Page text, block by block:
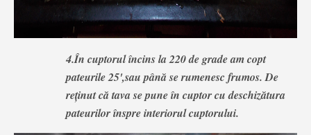
4.În cuptorul încins la 220 de grade am copt
pateurile 25',sau până se rumenesc frumos. De
reținut că tava se pune în cuptor cu deschizătura
pateurilor înspre interiorul cuptorului.